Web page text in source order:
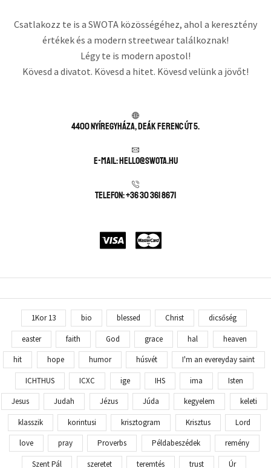
Csatlakozz te is a SWOTA közösségéhez, ahol a keresztény
értékek és a modern streetwear találkoznak!
Légy te is modern apostol!
Kövesd a divatot. Kövesd a hitet. Kövesd velünk a jövőt!
4400 Nyíregyháza, Deák Ferenc út 5.
E-mail: hello@swota.hu
Telefon: +36 30 361 8671
1Kor 13 bio blessed Christ dicsőség
easter faith God grace hal heaven
hit hope humor húsvét I'm an evereyday saint
ICHTHUS ICXC ige IHS ima Isten
Jesus Judah Jézus Júda kegyelem keleti
klasszik korintusi krisztogram Krisztus Lord
love pray Proverbs Példabeszédek remény
Szent Pál szeretet teremtés trust Úr